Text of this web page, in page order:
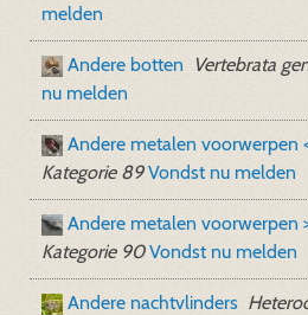
melden
Andere botten Vertebrata
nu melden
Andere metalen voorwerpen
Kategorie 89 Vondst nu melden
Andere metalen voorwerpen
Kategorie 90 Vondst nu melden
Andere nachtvlinders